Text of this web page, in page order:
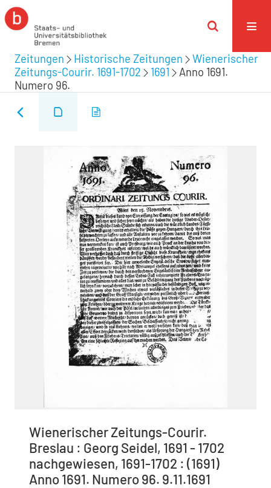
Zeitungen Historische Zeitungen
Wienerischer
Zeitungs-Courir. 1691-1702
1691
Anno 1691.
Numero 96.
Wienerischer Zeitungs-Courir.
Breslau : Georg Seidel, 1691 - 1702
nachgewiesen, 1691-1702 : (1691)
Anno 1691. Numero 96. 9.11.1691